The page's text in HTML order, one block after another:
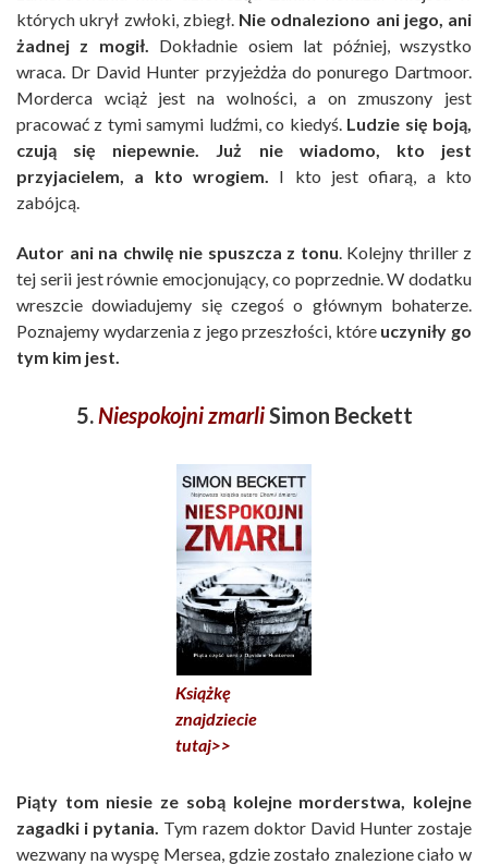
których ukrył zwłoki, zbiegł. Nie odnaleziono ani jego, ani
żadnej z mogił. Dokładnie osiem lat później, wszystko
wraca. Dr David Hunter przyjeżdża do ponurego Dartmoor.
Morderca wciąż jest na wolności, a on zmuszony jest
pracować z tymi samymi ludźmi, co kiedyś. Ludzie się boją,
czują się niepewnie. Już nie wiadomo, kto jest
przyjacielem, a kto wrogiem. I kto jest ofiarą, a kto
zabójcą.
Autor ani na chwilę nie spuszcza z tonu. Kolejny thriller z
tej serii jest równie emocjonujący, co poprzednie. W dodatku
wreszcie dowiadujemy się czegoś o głównym bohaterze.
Poznajemy wydarzenia z jego przeszłości, które uczyniły go
tym kim jest.
5.Niespokojni zmarliSimon Beckett
Książkę
znajdziecie
tutaj>>
Piąty tom niesie ze sobą kolejne morderstwa, kolejne
zagadki i pytania. Tym razem doktor David Hunter zostaje
wezwany na wyspę Mersea, gdzie zostało znalezione ciało w